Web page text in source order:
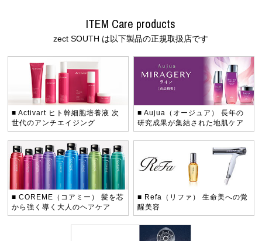
ITEM Care products
zect SOUTH は以下製品の正規取扱店です
■ Activart ヒト幹細胞培養液 次
世代のアンチエイジング
■ Aujua（オージュア）
長年の
研究成果が集結された地肌ケア
■ COREME（コアミー）
髪を芯
から強く導く大人のヘアケア
■ Refa（リファ）
生命美への覚
醒美容